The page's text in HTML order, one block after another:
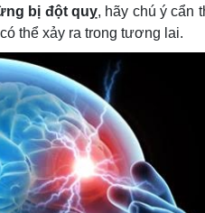
bị đột quỵ, hãy chú ý cẩn
thể xảy ra trong tương lai.